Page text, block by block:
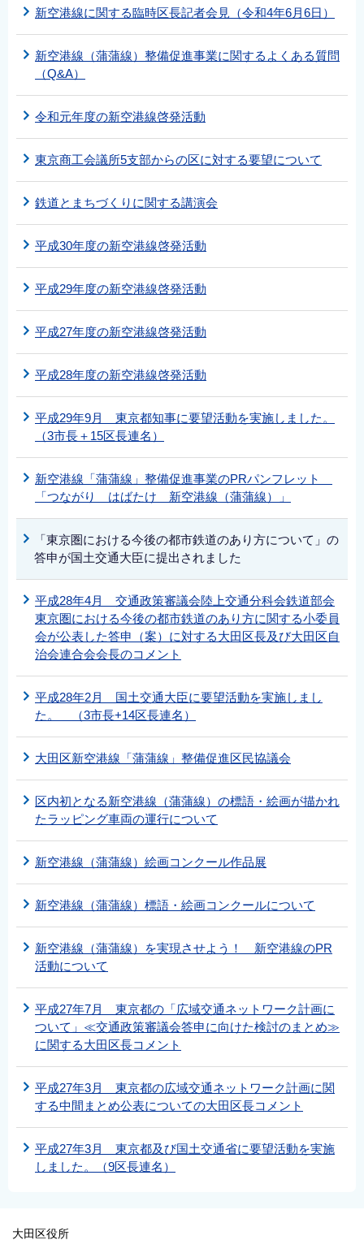
新空港線に関する臨時区長記者会見（令和4年6月6日）
新空港線（蒲蒲線）整備促進事業に関するよくある質問
（Q&A）
令和元年度の新空港線啓発活動
東京商工会議所5支部からの区に対する要望について
鉄道とまちづくりに関する講演会
平成30年度の新空港線啓発活動
平成29年度の新空港線啓発活動
平成27年度の新空港線啓発活動
平成28年度の新空港線啓発活動
平成29年9月 東京都知事に要望活動を実施しました。
（3市長＋15区長連名）
新空港線「蒲蒲線」整備促進事業のPRパンフレット
「つながり はばたけ 新空港線（蒲蒲線）」
「東京圏における今後の都市鉄道のあり方について」の
答申が国土交通大臣に提出されました
平成28年4月 交通政策審議会陸上交通分科会鉄道部会
東京圏における今後の都市鉄道のあり方に関する小委員
会が公表した答申（案）に対する大田区長及び大田区自
治会連合会会長のコメント
平成28年2月 国土交通大臣に要望活動を実施しまし
た。 （3市長+14区長連名）
大田区新空港線「蒲蒲線」整備促進区民協議会
区内初となる新空港線（蒲蒲線）の標語・絵画が描かれ
たラッピング車両の運行について
新空港線（蒲蒲線）絵画コンクール作品展
新空港線（蒲蒲線）標語・絵画コンクールについて
新空港線（蒲蒲線）を実現させよう！ 新空港線のPR
活動について
平成27年7月 東京都の「広域交通ネットワーク計画に
ついて」≪交通政策審議会答申に向けた検討のまとめ≫
に関する大田区長コメント
平成27年3月 東京都の広域交通ネットワーク計画に関
する中間まとめ公表についての大田区長コメント
平成27年3月 東京都及び国土交通省に要望活動を実施
しました。（9区長連名）
大田区役所